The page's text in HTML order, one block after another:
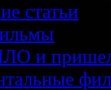
статьи
и